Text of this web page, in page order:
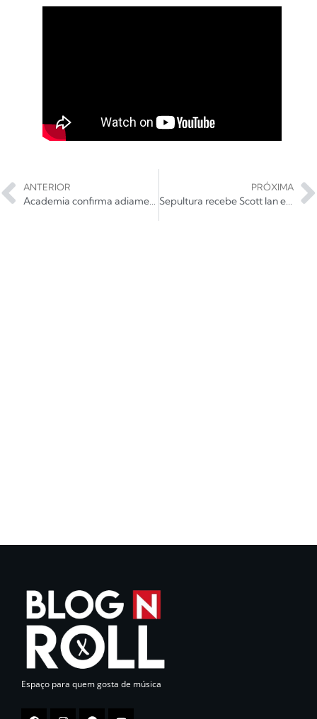
ANTERIOR
Academia confirma adiamento e revela data da próxima cerimônia do Oscar
PRÓXIMA
Sepultura recebe Scott Ian e Bibika na próxima live
Espaço para quem gosta de música